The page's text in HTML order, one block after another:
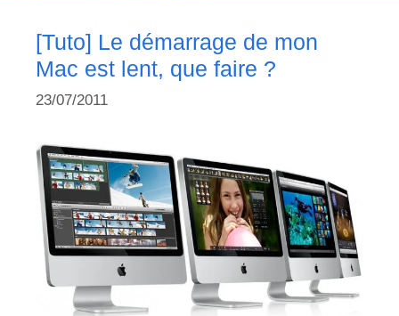
[Tuto] Le démarrage de mon
Mac est lent, que faire ?
23/07/2011